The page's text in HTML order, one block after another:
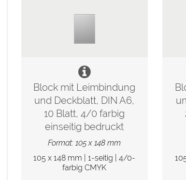
Block mit Leimbindung
und Deckblatt, DIN A6,
10 Blatt, 4/0 farbig
einseitig bedruckt
Format: 105 x 148 mm
105 x 148 mm | 1-seitig | 4/0-
farbig CMYK